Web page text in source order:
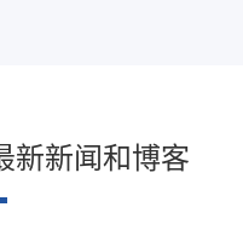
新新闻和博客